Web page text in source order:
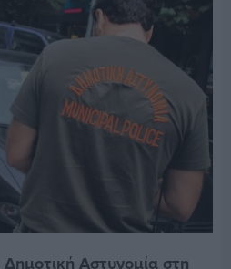
Αστυνομία στη